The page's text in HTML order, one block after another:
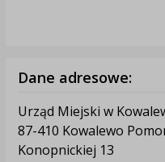
Dane adresowe:
Urząd Miejski w
87-410 Kowalewo
Konopnickiej 13